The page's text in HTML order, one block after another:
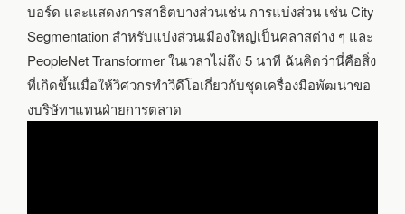
บอร์ด และแสดงการสาธิตบางส่วนเช่น การแบ่งส่วน เช่น City
Segmentation สำหรับแบ่งส่วนเมืองใหญ่เป็นคลาสต่าง ๆ และ
PeopleNet Transformer ในเวลาไม่ถึง 5 นาที ฉันคิดว่านี่คือสิ่ง
ที่เกิดขึ้นเมื่อให้วิศวกรทำวิดีโอเกี่ยวกับชุดเครื่องมือพัฒนาขอ
งบริษัทฯแทนฝ่ายการตลาด